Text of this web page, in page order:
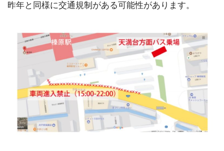
昨年と同様に交通規制がある可能性があります。